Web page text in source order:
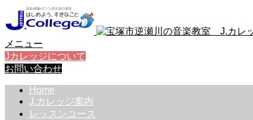
メニュー
Jカレッジについて
お問い合わせ
Home
J.カレッジ案内
レッスンコース